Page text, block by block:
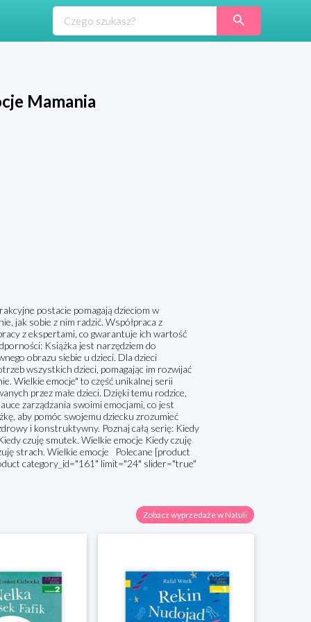
Mamania
postacie pomagają dzieciom w
jak sobie z nim radzić. Współpraca z
z ekspertami, co gwarantuje ich wartość
Książka jest narzędziem do
obrazu siebie u dzieci. Dla dzieci
wszystkich dzieci, pomagając im rozwijać
Wielkie emocje" to część unikalnej serii
przez małe dzieci. Dzięki temu rodzice,
zarządzania swoimi emocjami, co jest
aby pomóc swojemu dziecku zrozumieć
i konstruktywny. Poznaj całą serię: Kiedy
czuję smutek. Wielkie emocje Kiedy czuję
strach. Wielkie emocje Polecane [product
category_id="161" limit="24" slider="true"
Zobacz wyprzedaże w Natuli